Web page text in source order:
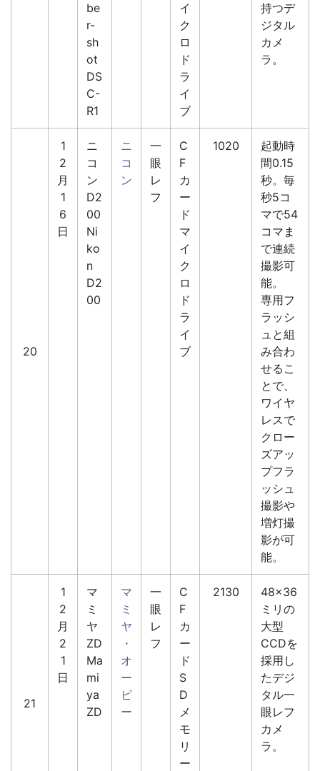
be
r-
sh
ot
DS
C-
R1
イ
ク
ロ
ド
ラ
イ
ブ
持つデ
ジタル
カメ
ラ。
20
1
2
月
1
6
日
ニ
コ
ン
D2
00
Ni
ko
n
D2
00
ニ
コ
ン
一
眼
レ
フ
C
F
カ
ー
ド
マ
イ
ク
ロ
ド
ラ
イ
ブ
1020
起動時
間0.15
秒。毎
秒5コ
マで54
コマま
で連続
撮影可
能。
専用フ
ラッシ
ュと組
み合わ
せるこ
とで、
ワイヤ
レスで
クロー
ズアッ
プフラ
ッシュ
撮影や
増灯撮
影が可
能。
21
1
2
月
2
1
日
マ
ミ
ヤ
ZD
Ma
mi
ya
ZD
マ
ミ
ヤ
・
オ
ー
ピ
ー
一
眼
レ
フ
C
F
カ
ー
ド
S
D
メ
モ
リ
ー
2130
48×36
ミリの
大型
CCDを
採用し
たデジ
タル一
眼レフ
カメ
ラ。